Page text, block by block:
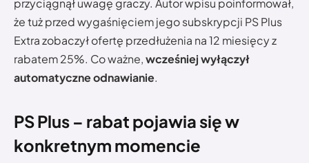
przyciągnął uwagę graczy. Autor wpisu poinformował,
że tuż przed wygaśnięciem jego subskrypcji PS Plus
Extra zobaczył ofertę przedłużenia na 12 miesięcy z
rabatem 25%. Co ważne,wcześniej wyłączył
automatyczne odnawianie.
PS Plus – rabat pojawia się w
konkretnym momencie